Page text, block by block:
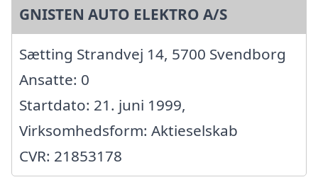
GNISTEN AUTO ELEKTRO A/S
Sætting Strandvej 14, 5700 Svendborg
Ansatte: 0
Startdato: 21. juni 1999,
Virksomhedsform: Aktieselskab
CVR: 21853178